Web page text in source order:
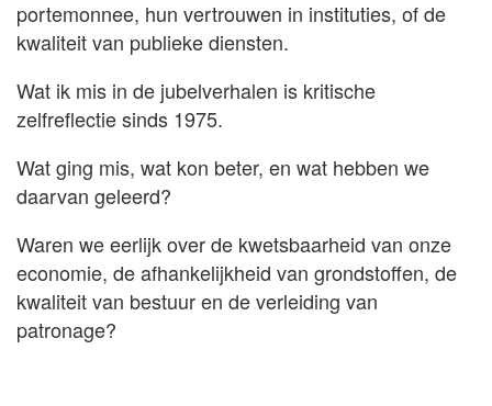
portemonnee, hun vertrouwen in instituties, of de
kwaliteit van publieke diensten.
Wat ik mis in de jubelverhalen is kritische
zelfreflectie sinds 1975.
Wat ging mis, wat kon beter, en wat hebben we
daarvan geleerd?
Waren we eerlijk over de kwetsbaarheid van onze
economie, de afhankelijkheid van grondstoffen, de
kwaliteit van bestuur en de verleiding van
patronage?